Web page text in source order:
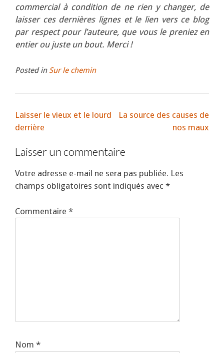
commercial à condition de ne rien y changer, de
laisser ces dernières lignes et le lien vers ce blog
par respect pour l’auteure, que vous le preniez en
entier ou juste un bout. Merci !
Posted in Sur le chemin
Laisser le vieux et le lourd
derrière
La source des causes de
nos maux
Laisser un commentaire
Votre adresse e-mail ne sera pas publiée. Les
champs obligatoires sont indiqués avec *
Commentaire *
Nom *